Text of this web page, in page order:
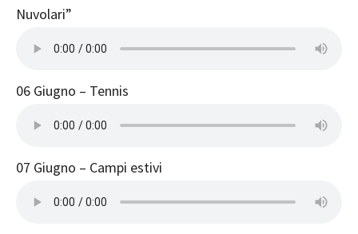
Nuvolari”
06 Giugno – Tennis
07 Giugno – Campi estivi